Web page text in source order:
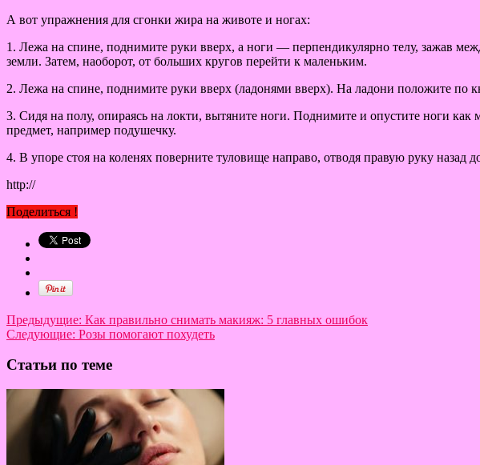
А вот упражнения для сгонки жира на животе и ногах:
1. Лежа на спине, поднимите руки вверх, а ноги — перпендикулярно телу, зажав
земли. Затем, наоборот, от больших кругов перейти к маленьким.
2. Лежа на спине, поднимите руки вверх (ладонями вверх). На ладони положите по
3. Сидя на полу, опираясь на локти, вытяните ноги. Поднимите и опустите ноги
предмет, например подушечку.
4. В упоре стоя на коленях поверните туловище направо, отводя правую руку назад
http://
Поделиться !
Предыдущие: Как правильно снимать макияж: 5 главных ошибок
Следующие: Розы помогают похудеть
Статьи по теме